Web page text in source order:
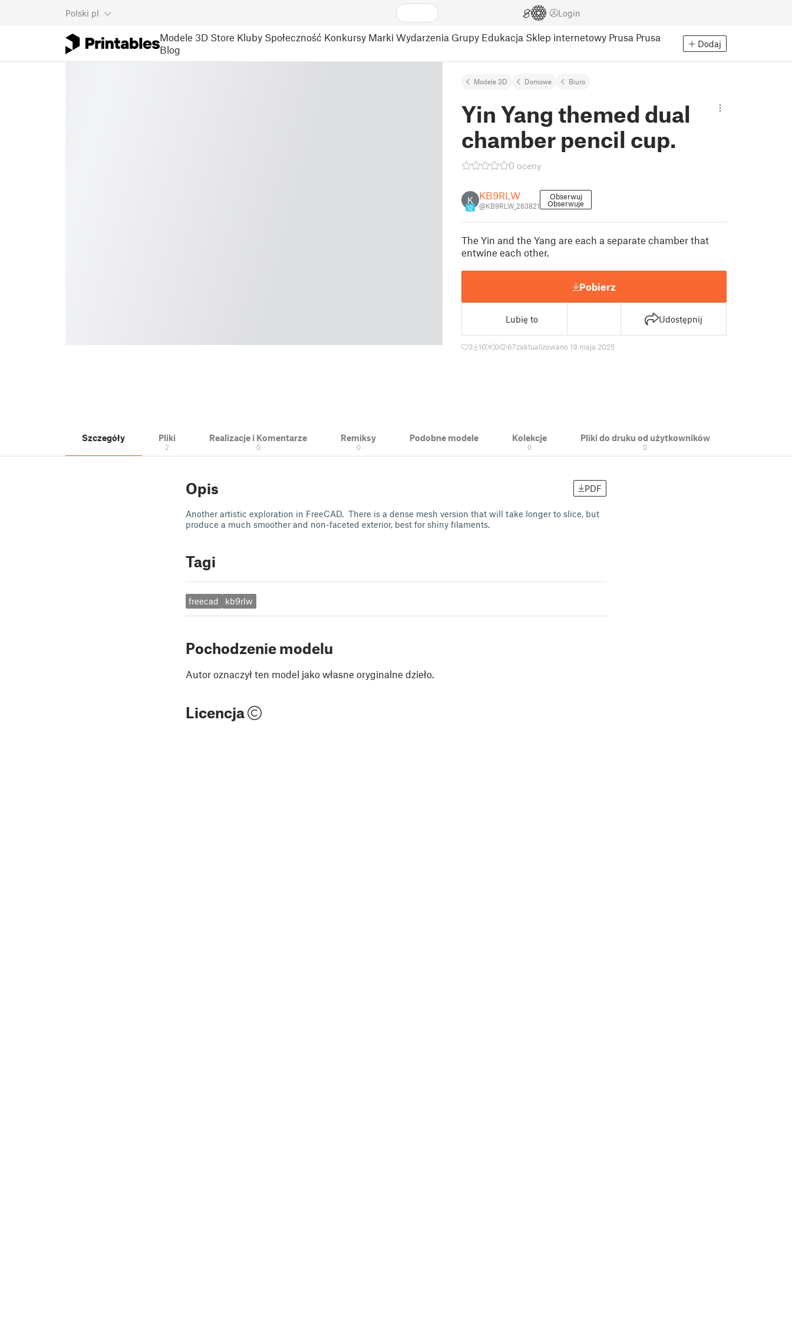
Polski pl Login
Modele 3D Store Kluby Społeczność Konkursy Marki Wydarzenia Grupy Edukacja Sklep internetowy Prusa Prusa
Blog
Dodaj
Modele 3D Domowe Biuro
Yin Yang themed dual
chamber pencil cup.
0 oceny
K
12
KB9RLW
@KB9RLW_263821
Obserwuj
Obserwuje
The Yin and the Yang are each a separate chamber that
entwine each other.
Pobierz
Lubię to Udostępnij
3 10 0 67zaktualizowano 19 maja 2025
Szczegóły Pliki
2
Realizacje i Komentarze
0
Remiksy
0
Podobne modele Kolekcje
0
Pliki do druku od użytkowników
0
Opis PDF
Another artistic exploration in FreeCAD. There is a dense mesh version that will take longer to slice, but
produce a much smoother and non-faceted exterior, best for shiny filaments.
Tagi
freecad kb9rlw
Pochodzenie modelu
Autor oznaczył ten model jako własne oryginalne dzieło.
Licencja